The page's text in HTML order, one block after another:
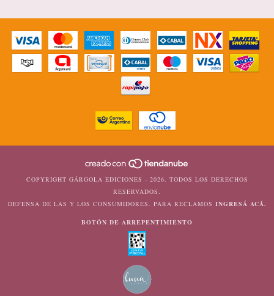
COPYRIGHT GÁRGOLA EDICIONES - 2026. TODOS LOS DERECHOS
RESERVADOS.
DEFENSA DE LAS Y LOS CONSUMIDORES. PARA RECLAMOS INGRESÁ ACÁ.
BOTÓN DE ARREPENTIMIENTO